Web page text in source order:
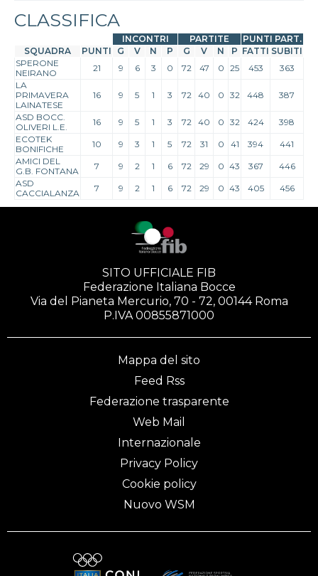
CLASSIFICA
INCONTRI PARTITE
PUNTI PART.
SQUADRA
PUNTI G V N P G V N P FATTI SUBITI
SPERONE
NEIRANO
21 9 6 3 0 72 47 0 25 453
363
LA
PRIMAVERA
LAINATESE
16 9 5 1 3 72 40 0 32 448 387
ASD BOCC.
OLIVERI L.E.
16 9 5 1 3 72 40 0 32 424
398
ECOTEK
BONIFICHE
10 9 3 1 5 72 31 0 41 394
441
AMICI DEL
G.B. FONTANA
7 9 2 1 6 72 29 0 43 367
446
ASD
CACCIALANZA
7 9 2 1 6 72 29 0 43 405 456
SITO UFFICIALE FIB
Federazione Italiana Bocce
Via del Pianeta Mercurio, 70 - 72, 00144 Roma
P.IVA 00855871000
Mappa del sito
Feed Rss
Federazione trasparente
Web Mail
Internazionale
Privacy Policy
Cookie policy
Nuovo WSM